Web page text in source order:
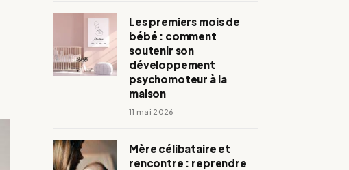
Les premiers mois de
bébé : comment
soutenir son
développement
psychomoteur à la
maison
11 mai 2026
Mère célibataire et
rencontre : reprendre